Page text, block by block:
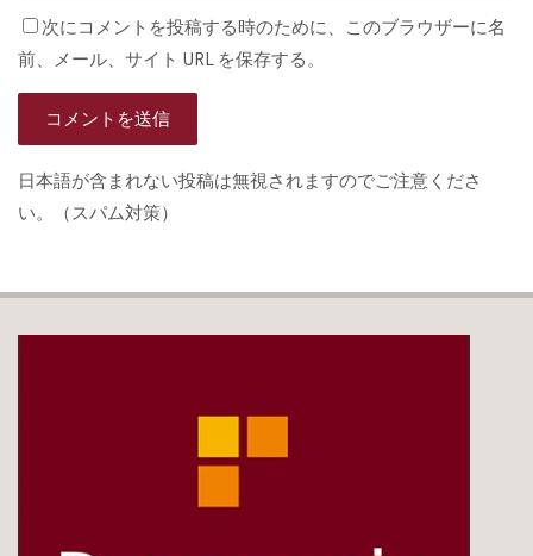
次にコメントを投稿する時のために、このブラウザーに名
前、メール、サイト URL を保存する。
日本語が含まれない投稿は無視されますのでご注意くださ
い。（スパム対策）